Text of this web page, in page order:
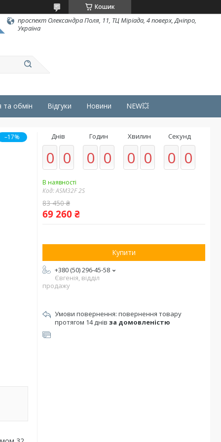
Кошик
проспект Олександра Поля, 11, ТЦ Міріада, 4 поверх, Дніпро,
Україна
та обмін Відгуки Новини NEW💥
–17% Днів
0 0
Годин
0 0
Хвилин
0 0
Секунд
0 0
В наявності
Код:ASM32F 2S
83 450 ₴
69 260 ₴
Купити
+380 (50) 296-45-58
Євгенія, відділ
продажу
повернення товару
протягом 14 днів за домовленістю